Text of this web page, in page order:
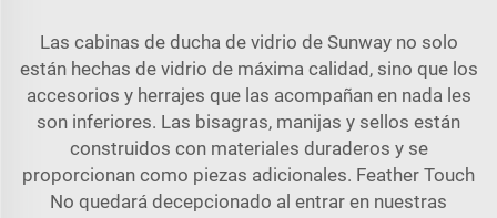
Las cabinas de ducha de vidrio de Sunway no solo
están hechas de vidrio de máxima calidad, sino que los
accesorios y herrajes que las acompañan en nada les
son inferiores. Las bisagras, manijas y sellos están
construidos con materiales duraderos y se
proporcionan como piezas adicionales. Feather Touch
No quedará decepcionado al entrar en nuestras